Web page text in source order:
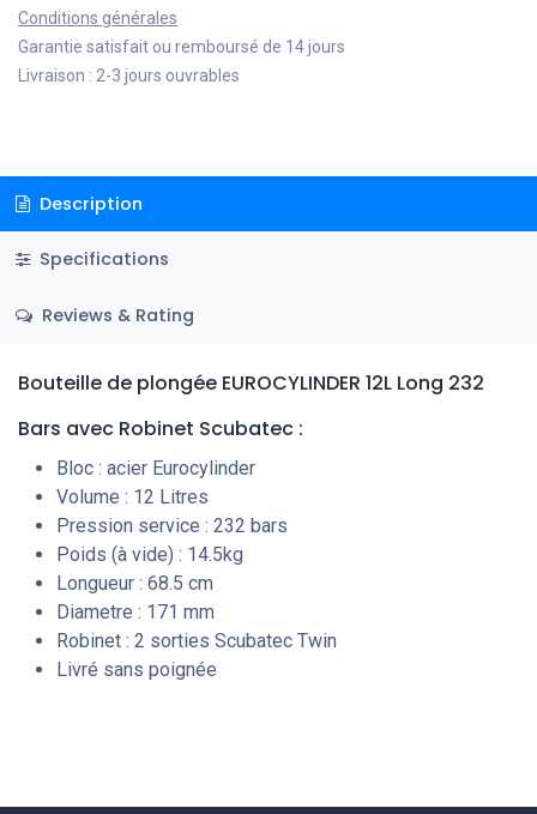
Conditions générales
Garantie satisfait ou remboursé de 14 jours
Livraison : 2-3 jours ouvrables
Description
Specifications
Reviews & Rating
Bouteille de plongée EUROCYLINDER 12L Long 232
Bars avec Robinet Scubatec :
Bloc : acier Eurocylinder
Volume : 12 Litres
Pression service : 232 bars
Poids (à vide) : 14.5kg
Longueur : 68.5 cm
Diametre : 171 mm
Robinet : 2 sorties Scubatec Twin
Livré sans poignée